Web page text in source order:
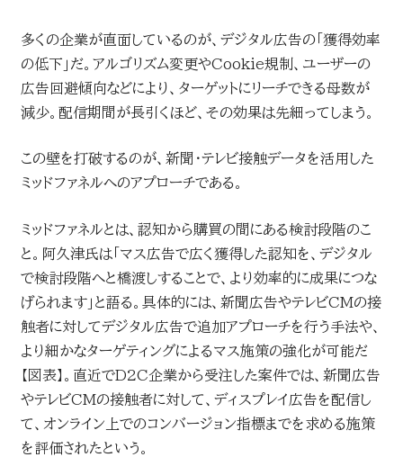
多くの企業が直面しているのが、デジタル広告の「獲得効率
の低下」だ。アルゴリズム変更やCookie規制、ユーザーの
広告回避傾向などにより、ターゲットにリーチできる母数が
減少。配信期間が長引くほど、その効果は先細ってしまう。
この壁を打破するのが、新聞・テレビ接触データを活用した
ミッドファネルへのアプローチである。
ミッドファネルとは、認知から購買の間にある検討段階のこ
と。阿久津氏は「マス広告で広く獲得した認知を、デジタル
で検討段階へと橋渡しすることで、より効率的に成果につな
げられます」と語る。具体的には、新聞広告やテレビCMの接
触者に対してデジタル広告で追加アプローチを行う手法や、
より細かなターゲティングによるマス施策の強化が可能だ
【図表】。直近でD2C企業から受注した案件では、新聞広告
やテレビCMの接触者に対して、ディスプレイ広告を配信し
て、オンライン上でのコンバージョン指標までを求める施策
を評価されたという。